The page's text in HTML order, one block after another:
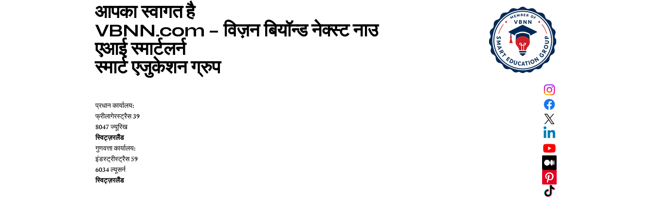
आपका स्वागत है
VBNN.com – विज़न बियॉन्ड नेक्स्ट नाउ
एआई स्मार्टलर्न
स्मार्ट एजुकेशन ग्रुप
प्रधान कार्यालय:
फ्रीलागेरस्ट्रैस 39
8047 ज्यूरिख
स्विट्ज़रलैंड
गुणवत्ता कार्यालय:
इंडस्ट्रीस्ट्रैस 59
6034 ल्यूसर्न
स्विट्ज़रलैंड